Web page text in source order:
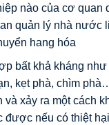
nào của cơ quan
quản lý nhà nước
hang hóa
bất khả kháng như
kẹt phà, chìm
và xảy ra một cách
nếu có thiệt